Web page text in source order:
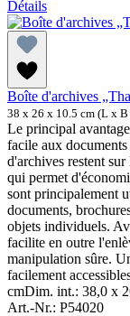
Détails
Boîte d'archives
38 x 26 x 10.5 cm (L x
Le principal
facile aux
d'archives restent
qui permet
sont principalement
documents,
objets individuels.
facilite en outre
manipulation sûre.
facilement
cmDim. int.: 38,0 x
Art.-Nr.: P54020